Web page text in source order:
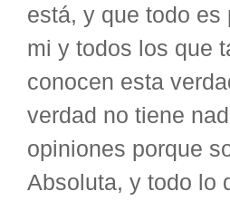
está, y que todo es
mi y todos los que
conocen esta
verdad no tiene
opiniones porque
Absoluta, y todo lo